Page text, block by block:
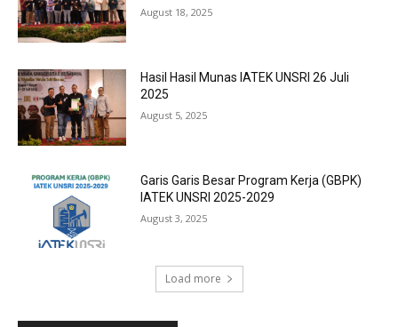
August 18, 2025
Hasil Hasil Munas IATEK UNSRI 26 Juli
2025
August 5, 2025
Garis Garis Besar Program Kerja (GBPK)
IATEK UNSRI 2025-2029
August 3, 2025
Load more